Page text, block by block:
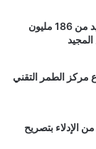
عامل إقليم صفرو يطلق ويدشن مشاريع تنموية بأزيد من 186 مليون
مركز الطمر التقني
الإدلاء بتصريح